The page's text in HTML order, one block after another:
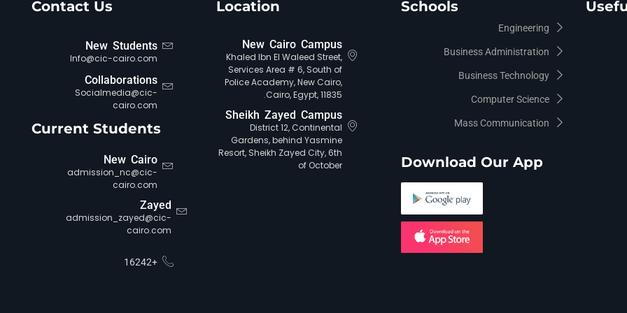
Schools
Engineering
Business Administration
Business Technology
Computer Science
Mass Communication
Download Our App
Location
New Cairo Campus
Khaled Ibn El Waleed Street,
Services Area # 6, South of
Police Academy, New Cairo,
Cairo, Egypt, 11835.
Sheikh Zayed Campus
District 12, Continental
Gardens, behind Yasmine
Resort, Sheikh Zayed City, 6th
of October
Contact Us
New Students
Info@cic-cairo.com
Collaborations
Socialmedia@cic-
cairo.com
Current Students
New Cairo
admission_nc@cic-
cairo.com
Zayed
admission_zayed@cic-
cairo.com
+16242